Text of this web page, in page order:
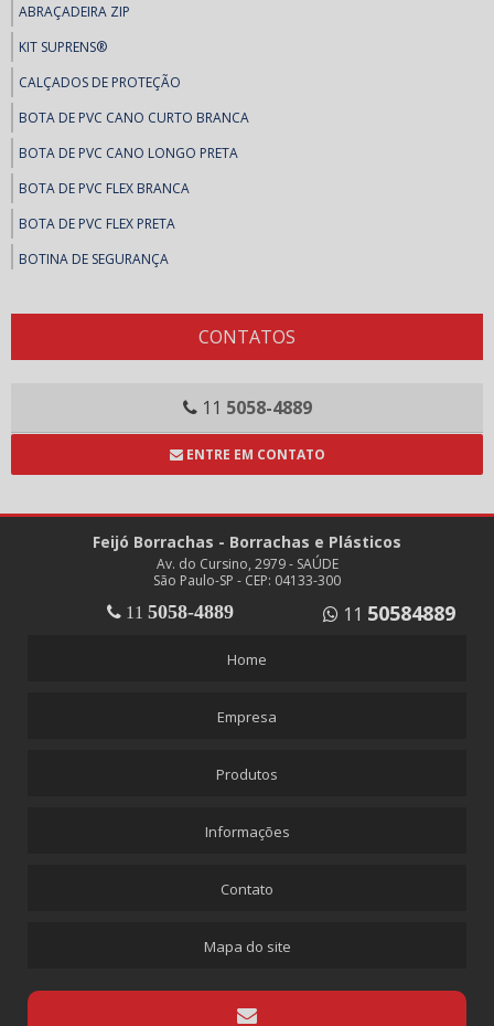
ABRAÇADEIRA ZIP
KIT SUPRENS®
CALÇADOS DE PROTEÇÃO
BOTA DE PVC CANO CURTO BRANCA
BOTA DE PVC CANO LONGO PRETA
BOTA DE PVC FLEX BRANCA
BOTA DE PVC FLEX PRETA
BOTINA DE SEGURANÇA
SAPATOS DE SEGURANÇA
ADESIVOS, FITAS E MASSA CALAFETAR
ARALDITE
BRASCOVED
ESPIGÃO FÊMEA ROSCA 1/4 MANGUEIRA 3/8
CONTATOS
11 5058-4889
ENTRE EM CONTATO
Feijó Borrachas - Borrachas e Plásticos
Av. do Cursino, 2979 - SAÚDE
São Paulo-SP - CEP: 04133-300
11 5058-4889 11 50584889
Home
Empresa
Produtos
Informações
Contato
Mapa do site